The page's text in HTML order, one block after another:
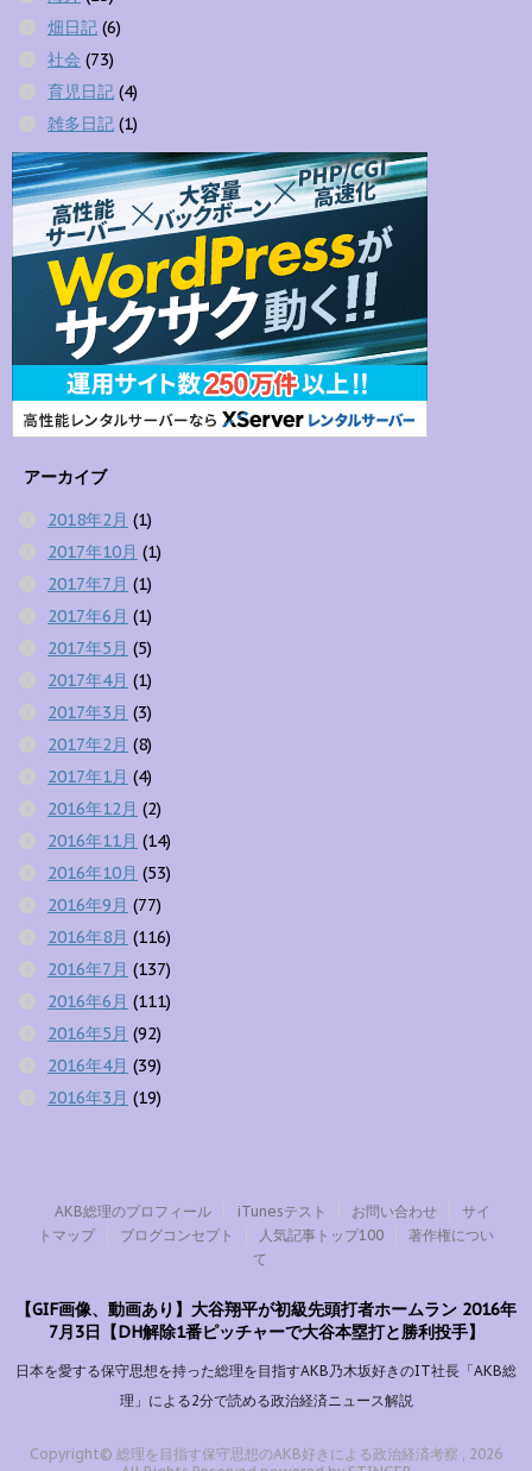
畑日記 (6)
社会 (73)
育児日記 (4)
雑多日記 (1)
アーカイブ
2018年2月 (1)
2017年10月 (1)
2017年7月 (1)
2017年6月 (1)
2017年5月 (5)
2017年4月 (1)
2017年3月 (3)
2017年2月 (8)
2017年1月 (4)
2016年12月 (2)
2016年11月 (14)
2016年10月 (53)
2016年9月 (77)
2016年8月 (116)
2016年7月 (137)
2016年6月 (111)
2016年5月 (92)
2016年4月 (39)
2016年3月 (19)
AKB総理のプロフィール iTunesテスト お問い合わせ
サイ
トマップ
ブログコンセプト 人気記事トップ100
著作権につい
て
【GIF画像、動画あり】大谷翔平が初級先頭打者ホームラン 2016年
7月3日【DH解除1番ピッチャーで大谷本塁打と勝利投手】
日本を愛する保守思想を持った総理を目指すAKB乃木坂好きのIT社長「AKB総
理」による2分で読める政治経済ニュース解説
Copyright© 総理を目指す保守思想のAKB好きによる政治経済考察 , 2026